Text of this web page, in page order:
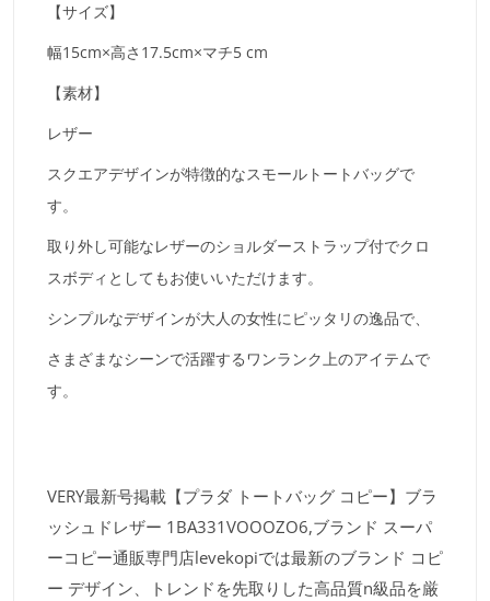
【サイズ】
幅15cm×高さ17.5cm×マチ5 cm
【素材】
レザー
スクエアデザインが特徴的なスモールトートバッグで
す。
取り外し可能なレザーのショルダーストラップ付でクロ
スボディとしてもお使いいただけます。
シンプルなデザインが大人の女性にピッタリの逸品で、
さまざまなシーンで活躍するワンランク上のアイテムで
す。
VERY最新号掲載【プラダ トートバッグ コピー】ブラ
ッシュドレザー 1BA331VOOOZO6,ブランド スーパ
ーコピー通販専門店levekopiでは最新のブランド コピ
ー デザイン、トレンドを先取りした高品質n級品を厳